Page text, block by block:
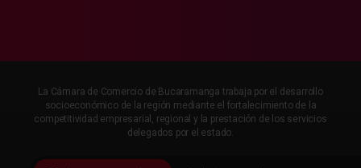
La Cámara de Comercio de Bucaramanga trabaja por el desarrollo
socioeconómico de la región mediante el fortalecimiento de la
competitividad empresarial, regional y la prestación de los servicios
delegados por el estado.